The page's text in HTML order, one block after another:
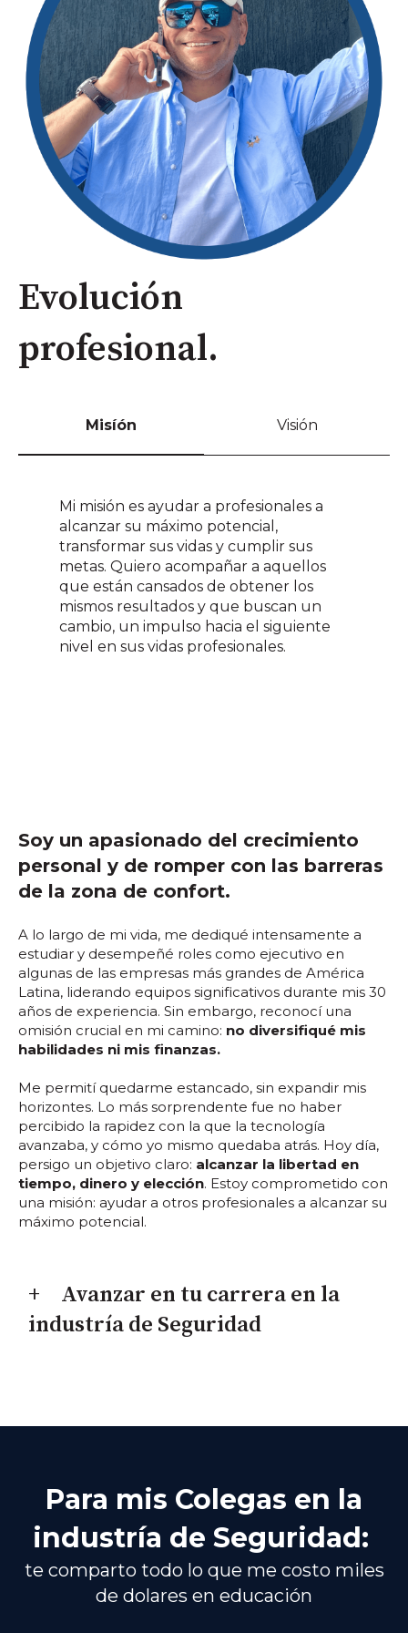
Evolución
profesional.
Misíón Visión
Mi misión es ayudar a profesionales a
alcanzar su máximo potencial,
transformar sus vidas y cumplir sus
metas. Quiero acompañar a aquellos
que están cansados de obtener los
mismos resultados y que buscan un
cambio, un impulso hacia el siguiente
nivel en sus vidas profesionales.
Soy un apasionado del crecimiento
personal y de romper con las barreras
de la zona de confort.
A lo largo de mi vida, me dediqué intensamente a
estudiar y desempeñé roles como ejecutivo en
algunas de las empresas más grandes de América
Latina, liderando equipos significativos durante mis 30
años de experiencia. Sin embargo, reconocí una
omisión crucial en mi camino: no diversifiqué mis
habilidades ni mis finanzas.
Me permití quedarme estancado, sin expandir mis
horizontes. Lo más sorprendente fue no haber
percibido la rapidez con la que la tecnología
avanzaba, y cómo yo mismo quedaba atrás. Hoy día,
persigo un objetivo claro: alcanzar la libertad en
tiempo, dinero y elección. Estoy comprometido con
una misión: ayudar a otros profesionales a alcanzar su
máximo potencial.
Avanzar en tu carrera en la
industría de Seguridad
Para mis Colegas en la
industría de Seguridad:
te comparto todo lo que me costo miles
de dolares en educación